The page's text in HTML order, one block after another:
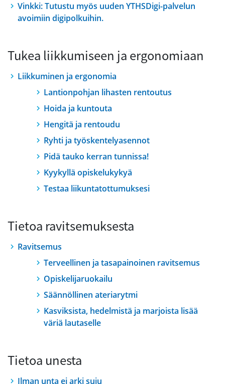
Vinkki: Tutustu myös uuden YTHSDigi-palvelun
avoimiin digipolkuihin.
Tukea liikkumiseen ja ergonomiaan
Liikkuminen ja ergonomia
Lantionpohjan lihasten rentoutus
Hoida ja kuntouta
Hengitä ja rentoudu
Ryhti ja työskentelyasennot
Pidä tauko kerran tunnissa!
Kyykyllä opiskelukykyä
Testaa liikuntatottumuksesi
Tietoa ravitsemuksesta
Ravitsemus
Terveellinen ja tasapainoinen ravitsemus
Opiskelijaruokailu
Säännöllinen ateriarytmi
Kasviksista, hedelmistä ja marjoista lisää
väriä lautaselle
Tietoa unesta
Ilman unta ei arki suju